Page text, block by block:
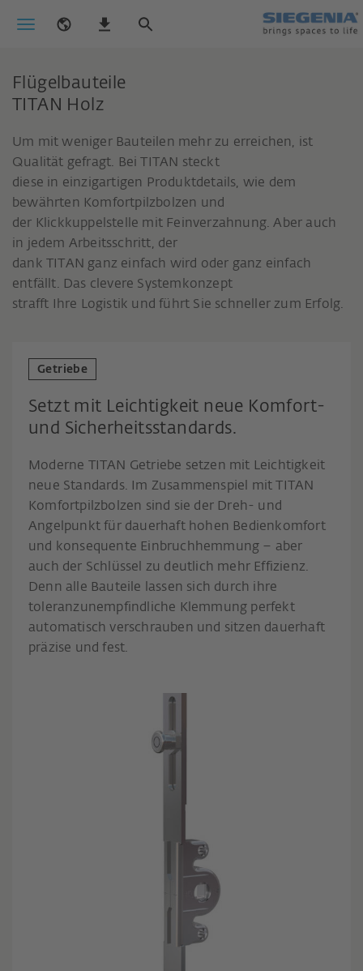
Flügelbauteile
TITAN Holz
Um mit weniger Bauteilen mehr zu erreichen, ist
Qualität gefragt. Bei TITAN steckt
diese in einzigartigen Produktdetails, wie dem
bewährten Komfortpilzbolzen und
der Klickkuppelstelle mit Feinverzahnung. Aber auch
in jedem Arbeitsschritt, der
dank TITAN ganz einfach wird oder ganz einfach
entfällt. Das clevere Systemkonzept
strafft Ihre Logistik und führt Sie schneller zum Erfolg.
Getriebe
Setzt mit Leichtigkeit neue Komfort-
und Sicherheitsstandards.
Moderne TITAN Getriebe setzen mit Leichtigkeit
neue Standards. Im Zusammenspiel mit TITAN
Komfortpilzbolzen sind sie der Dreh- und
Angelpunkt für dauerhaft hohen Bedienkomfort
und konsequente Einbruchhemmung – aber
auch der Schlüssel zu deutlich mehr Effizienz.
Denn alle Bauteile lassen sich durch ihre
toleranzunempfindliche Klemmung perfekt
automatisch verschrauben und sitzen dauerhaft
präzise und fest.